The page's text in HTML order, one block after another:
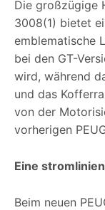
Die großzügige
3008(1) bietet
emblematische
bei den GT-
wird, während
und das
von der
vorherigen
Eine
Beim neuen